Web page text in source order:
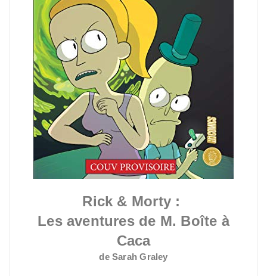
Rick & Morty :
Les aventures de M. Boîte à
Caca
de Sarah Graley